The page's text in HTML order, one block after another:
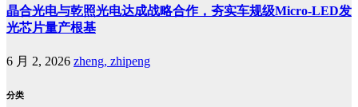
晶合光电与乾照光电达成战略合作，夯实车规级Micro-LED发
光芯片量产根基
6 月 2, 2026 zheng, zhipeng
分类